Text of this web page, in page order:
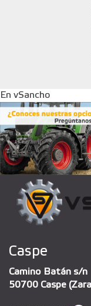
En vSancho
Caspe
Camino Batán s/n
50700 Caspe